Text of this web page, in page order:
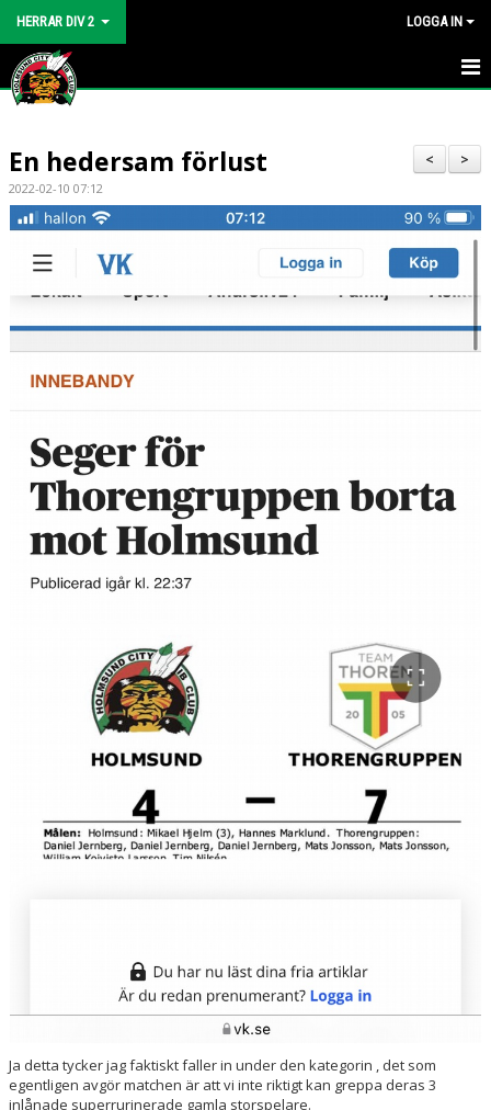
HERRAR DIV 2 LOGGA IN
HEM
NYHETER
DOKUMENT
BILDGALLERI
KONTAKT
KALENDER
>
<
En hedersam förlust
2022-02-10 07:12
Ja detta tycker jag faktiskt faller in under den kategorin , det som
egentligen avgör matchen är att vi inte riktigt kan greppa deras 3
inlånade superrurinerade gamla storspelare.